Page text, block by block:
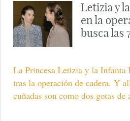
Letizia y
en la
busca las
La Princesa Letizia y la Infanta
tras la operación de cadera. Y
cuñadas son como dos gotas de